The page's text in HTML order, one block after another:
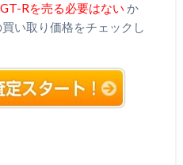
GT-Rを売る必要はない か
い取り価格をチェックし